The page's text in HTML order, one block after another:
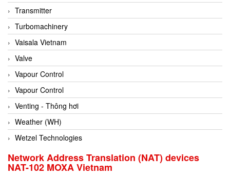
Contrinex
Control Solution Minesota
Copeland
Cortem
Cosa Xentaur
Cosil
Coulton
Crouzet
Crowcon
Crutec Dust Zero Vietnam
Crydom
Transmitter
Turbomachinery
Vaisala Vietnam
Valve
Vapour Control
Vapour Control
Venting - Thông hơi
Weather (WH)
Wetzel Technologies
Network Address Translation (NAT) devices
NAT-102 MOXA Vietnam